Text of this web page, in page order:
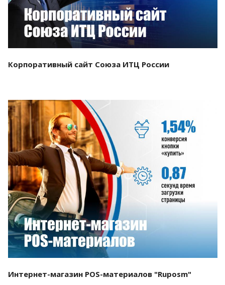
Корпоративный сайт Союза ИТЦ России
Смотреть проект
Интернет-магазин POS-материалов "Ruposm"